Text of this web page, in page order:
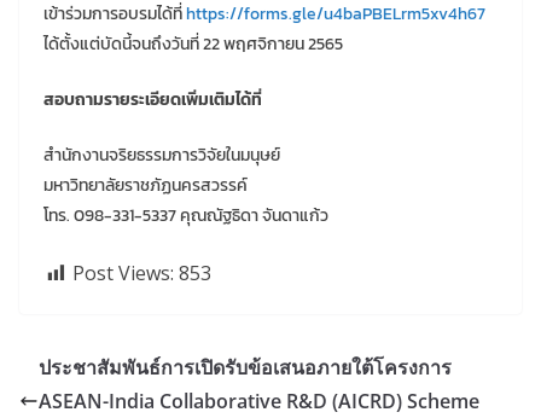
เข้าร่วมการอบรมได้ที่https://forms.gle/u4baPBELrm5xv4h67
ได้ตั้งแต่บัดนี้จนถึงวันที่ 22 พฤศจิกายน 2565
สอบถามรายระเอียดเพิ่มเติมได้ที่
สำนักงานจริยธรรมการวิจัยในมนุษย์
มหาวิทยาลัยราชภัฏนครสวรรค์
โทร. 098-331-5337 คุณณัฐธิดา จันดาแก้ว
Post Views: 853
ประชาสัมพันธ์การเปิดรับข้อเสนอภายใต้โครงการ
ASEAN-India Collaborative R&D (AICRD) Scheme